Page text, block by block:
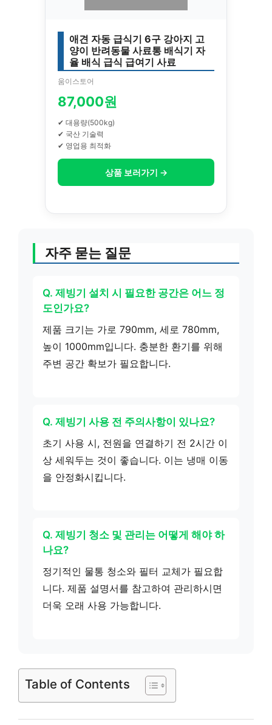
애견 자동 급식기 6구 강아지 고
양이 반려동물 사료통 배식기 자
율 배식 급식 급여기 사료
움이스토어
87,000원
✔ 대용량(500kg)
✔ 국산 기술력
✔ 영업용 최적화
상품 보러가기 →
자주 묻는 질문
Q. 제빙기 설치 시 필요한 공간은 어느 정
도인가요?
제품 크기는 가로 790mm, 세로 780mm,
높이 1000mm입니다. 충분한 환기를 위해
주변 공간 확보가 필요합니다.
Q. 제빙기 사용 전 주의사항이 있나요?
초기 사용 시, 전원을 연결하기 전 2시간 이
상 세워두는 것이 좋습니다. 이는 냉매 이동
을 안정화시킵니다.
Q. 제빙기 청소 및 관리는 어떻게 해야 하
나요?
정기적인 물통 청소와 필터 교체가 필요합
니다. 제품 설명서를 참고하여 관리하시면
더욱 오래 사용 가능합니다.
Table of Contents